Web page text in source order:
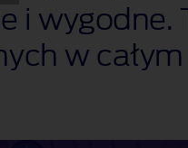
i
w całym